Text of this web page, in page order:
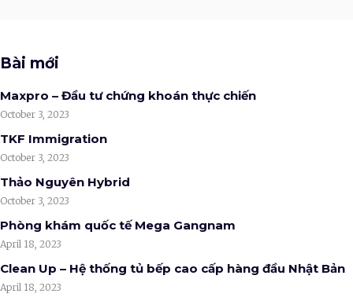
Bài mới
Maxpro – Đầu tư chứng khoán thực chiến
October 3, 2023
TKF Immigration
October 3, 2023
Thảo Nguyên Hybrid
October 3, 2023
Phòng khám quốc tế Mega Gangnam
April 18, 2023
Clean Up – Hệ thống tủ bếp cao cấp hàng đầu Nhật Bản
April 18, 2023